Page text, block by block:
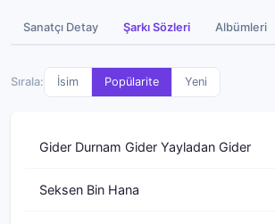
Sanatçı Detay Şarkı Sözleri Albümleri
Sırala: İsim Popülarite Yeni
Gider Durnam Gider Yayladan Gider
Seksen Bin Hana